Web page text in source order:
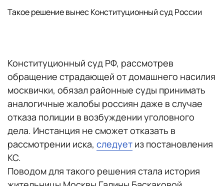
Такое решение вынес Конституционный суд России
Конституционный суд РФ, рассмотрев
обращение страдающей от домашнего насилия
москвички, обязал районные суды принимать
аналогичные жалобы россиян даже в случае
отказа полиции в возбуждении уголовного
дела. Инстанция не сможет отказать в
рассмотрении иска, следует из постановления
КС.
Поводом для такого решения стала история